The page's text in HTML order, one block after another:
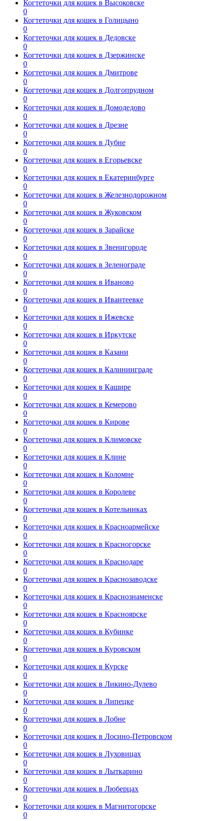
Когтеточки для кошек в Высоковске
0
Когтеточки для кошек в Голицыно
0
Когтеточки для кошек в Дедовске
0
Когтеточки для кошек в Дзержинске
0
Когтеточки для кошек в Дмитрове
0
Когтеточки для кошек в Долгопрудном
0
Когтеточки для кошек в Домодедово
0
Когтеточки для кошек в Дрезне
0
Когтеточки для кошек в Дубне
0
Когтеточки для кошек в Егорьевске
0
Когтеточки для кошек в Екатеринбурге
0
Когтеточки для кошек в Железнодорожном
0
Когтеточки для кошек в Жуковском
0
Когтеточки для кошек в Зарайске
0
Когтеточки для кошек в Звенигороде
0
Когтеточки для кошек в Зеленограде
0
Когтеточки для кошек в Иваново
0
Когтеточки для кошек в Ивантеевке
0
Когтеточки для кошек в Ижевске
0
Когтеточки для кошек в Иркутске
0
Когтеточки для кошек в Казани
0
Когтеточки для кошек в Калининграде
0
Когтеточки для кошек в Кашире
0
Когтеточки для кошек в Кемерово
0
Когтеточки для кошек в Кирове
0
Когтеточки для кошек в Климовске
0
Когтеточки для кошек в Клине
0
Когтеточки для кошек в Коломне
0
Когтеточки для кошек в Королеве
0
Когтеточки для кошек в Котельниках
0
Когтеточки для кошек в Красноармейске
0
Когтеточки для кошек в Красногорске
0
Когтеточки для кошек в Краснодаре
0
Когтеточки для кошек в Краснозаводске
0
Когтеточки для кошек в Краснознаменске
0
Когтеточки для кошек в Красноярске
0
Когтеточки для кошек в Кубинке
0
Когтеточки для кошек в Куровском
0
Когтеточки для кошек в Курске
0
Когтеточки для кошек в Ликино-Дулево
0
Когтеточки для кошек в Липецке
0
Когтеточки для кошек в Лобне
0
Когтеточки для кошек в Лосино-Петровском
0
Когтеточки для кошек в Луховицах
0
Когтеточки для кошек в Лыткарино
0
Когтеточки для кошек в Люберцах
0
Когтеточки для кошек в Магнитогорске
0